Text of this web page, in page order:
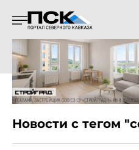
Новости с тегом